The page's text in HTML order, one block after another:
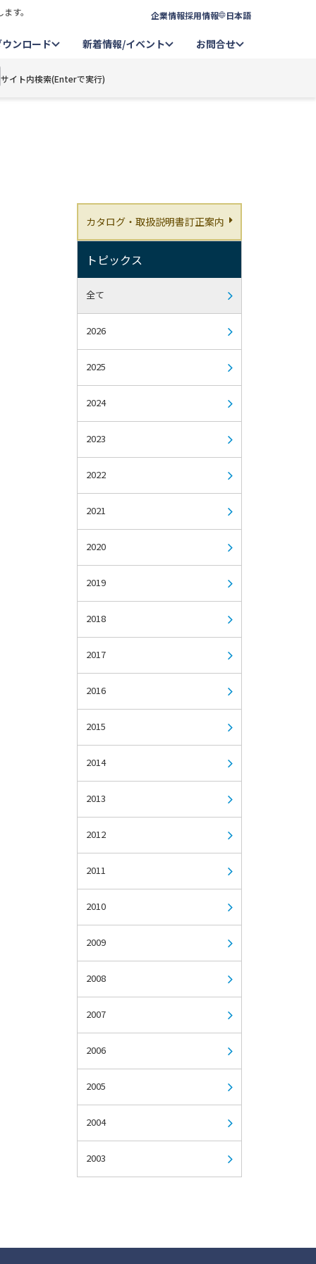
す。 企業情報採用情報 日本語
ウンロード 新着情報/イベント お問合せ
サイト内検索(Enterで実行)
カタログ・取扱説明書訂正案内
トピックス
全て
2026
2025
2024
2023
2022
2021
2020
2019
2018
2017
2016
2015
2014
2013
2012
2011
2010
2009
2008
2007
2006
2005
2004
2003